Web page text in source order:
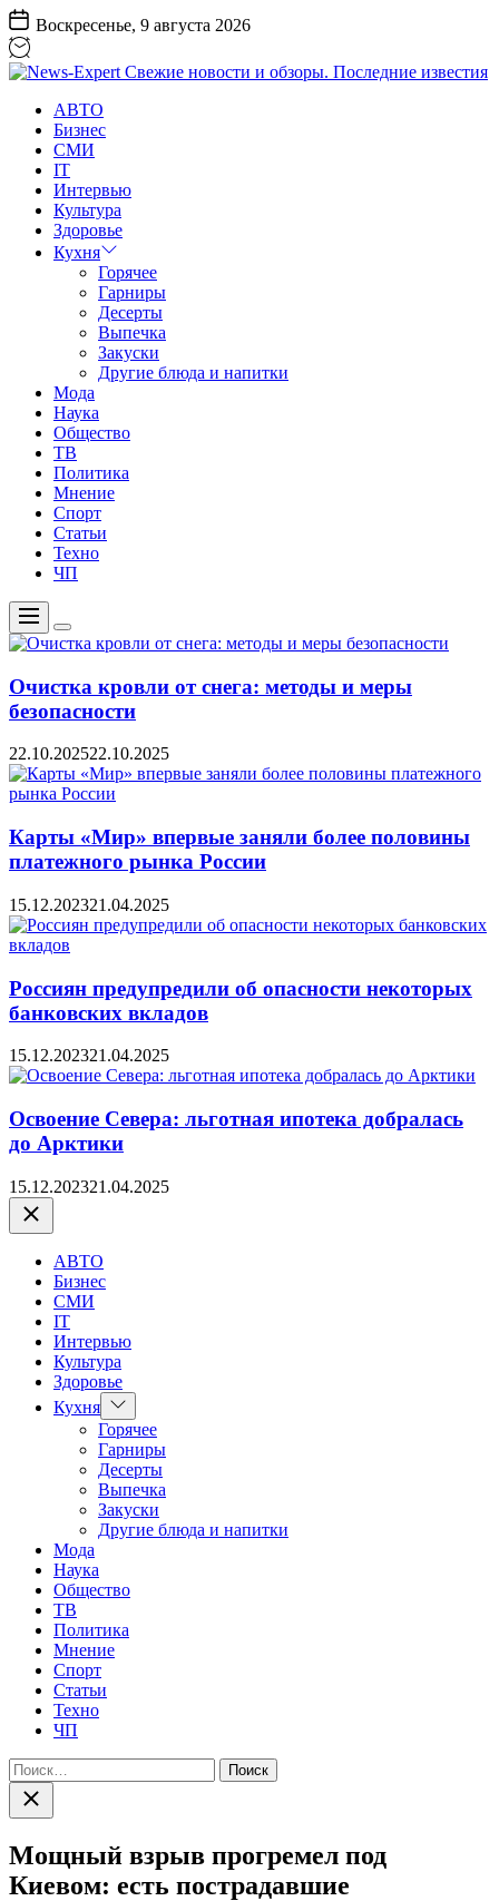
Перейти
к
содержанию
Воскресенье, 9 августа 2026
Expert
Свежие
новости
обзоры.
Последние
известия
АВТО
Бизнес
СМИ
IT
Интервью
Культура
Здоровье
Кухня
Горячее
Гарниры
Десерты
Выпечка
Закуски
Другие блюда и напитки
Мода
Наука
Общество
ТВ
Политика
Мнение
Спорт
Статьи
Техно
ЧП
Меню
Цвет
переключателя
Очистка кровли от снега: методы и меры
безопасности
22.10.202522.10.2025
Карты «Мир» впервые заняли более половины
платежного рынка России
15.12.202321.04.2025
Россиян предупредили об опасности некоторых
банковских вкладов
15.12.202321.04.2025
Освоение Севера: льготная ипотека добралась
до Арктики
15.12.202321.04.2025
Закрыть
АВТО
Бизнес
СМИ
IT
Интервью
Культура
Здоровье
Кухня Показать
подменю
Горячее
Гарниры
Десерты
Выпечка
Закуски
Другие блюда и напитки
Мода
Наука
Общество
ТВ
Политика
Мнение
Спорт
Статьи
Техно
ЧП
Найти:
Закрыть
поиск
Мощный взрыв прогремел под
Киевом: есть пострадавшие